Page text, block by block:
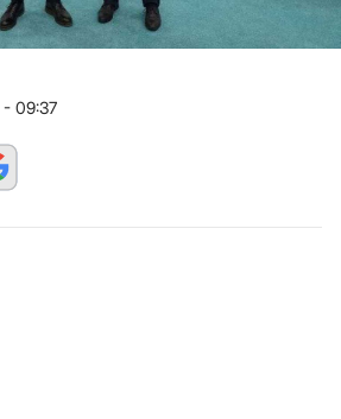
- 09:37